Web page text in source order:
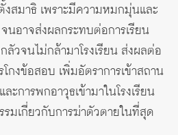
สมาธิ เพราะมีความหมกมุ่นและ
นอาจส่งผลกระทบต่อการเรียน
วจนไม่กล้ามาโรงเรียน ส่งผลต่อ
กงข้อสอบ เพิ่มอัตราการเข้าสถาน
ะการพกอาวุธเข้ามาในโรงเรียน
มเกี่ยวกับการฆ่าตัวตายในที่สุด